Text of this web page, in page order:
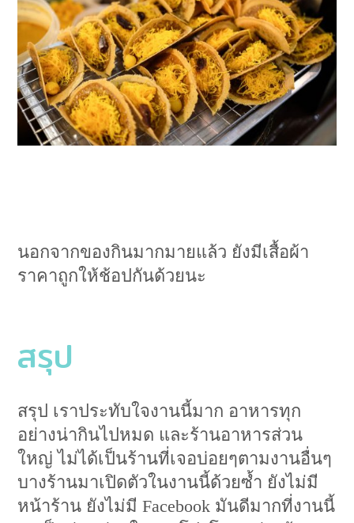
นอกจากของกินมากมายแล้ว ยังมีเสื้อผ้า
ราคาถูกให้ช้อปกันด้วยนะ
สรุป
สรุป เราประทับใจงานนี้มาก อาหารทุก
อย่างน่ากินไปหมด และร้านอาหารส่วน
ใหญ่ ไม่ได้เป็นร้านที่เจอบ่อยๆตามงานอื่นๆ
บางร้านมาเปิดตัวในงานนี้ด้วยซ้ำ ยังไม่มี
หน้าร้าน ยังไม่มี Facebook มันดีมากที่งานนี้